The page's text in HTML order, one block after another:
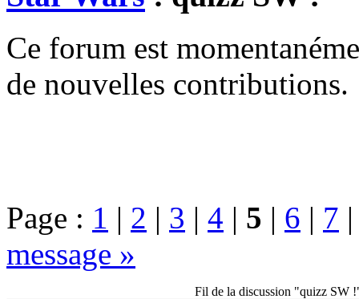
Ce forum est
de nouvelles contributions.
Page : 1 | 2 | 3 | 4 | 5 | 6 | 7
message »
Fil de la discussion "quizz SW